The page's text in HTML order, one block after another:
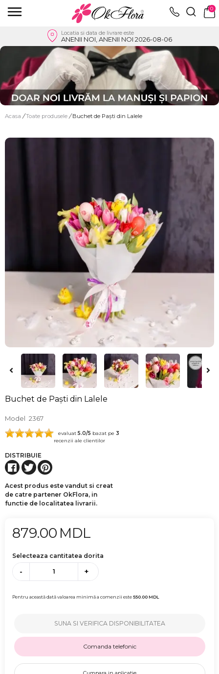
0
Locatia si data de livrare este
ANENII NOI, ANENII NOI 2026-08-06
Acasa / Toate produsele / Buchet de Paști din Lalele
Buchet de Paști din Lalele
Model 2367
evaluat 5.0/5 bazat pe 3
recenzii ale clientilor
DISTRIBUIE
Acest produs este vandut si creat
de catre partener OkFlora, in
functie de localitatea livrarii.
879.00 MDL
Selecteaza cantitatea dorita
- +
Pentru această dată valoarea minimă a comenzii este550.00MDL
SUNA SI VERIFICA DISPONIBILITATEA
Comanda telefonic